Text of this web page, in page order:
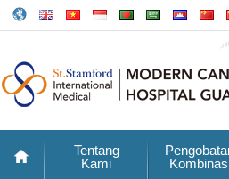
Tentang
Kami